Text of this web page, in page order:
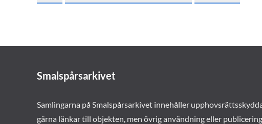
Smalspårsarkivet
Samlingarna på Smalspårsarkivet innehåller
gärna länkar till objekten, men övrig användning eller